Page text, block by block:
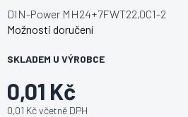
0,01 Kč
0,01 Kč včetně DPH
SKLADEM U VÝROBCE
Možnosti doručení
DIN-Power MH24+7FWT22,0C1-2